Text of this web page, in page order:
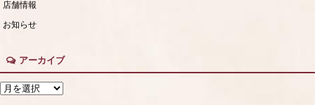
店舗情報
お知らせ
アーカイブ